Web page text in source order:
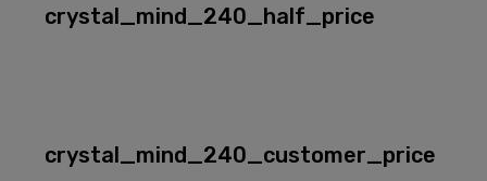
crystal_mind_240_half_price
crystal_mind_240_customer_price